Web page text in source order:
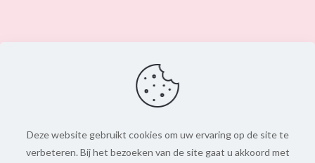
Deze website gebruikt cookies om uw ervaring op de site te
verbeteren. Bij het bezoeken van de site gaat u akkoord met